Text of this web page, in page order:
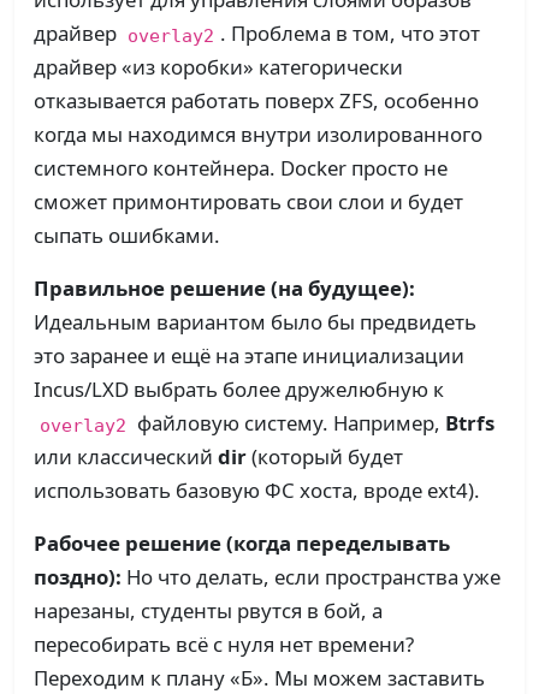
драйвер overlay2 . Проблема в том, что этот
драйвер «из коробки» категорически
отказывается работать поверх ZFS, особенно
когда мы находимся внутри изолированного
системного контейнера. Docker просто не
сможет примонтировать свои слои и будет
сыпать ошибками.
Правильное решение (на будущее):
Идеальным вариантом было бы предвидеть
это заранее и ещё на этапе инициализации
Incus/LXD выбрать более дружелюбную к
overlay2 файловую систему. Например, Btrfs
или классический dir(который будет
использовать базовую ФС хоста, вроде ext4).
Рабочее решение (когда переделывать
поздно): Но что делать, если пространства уже
нарезаны, студенты рвутся в бой, а
пересобирать всё с нуля нет времени?
Переходим к плану «Б». Мы можем заставить